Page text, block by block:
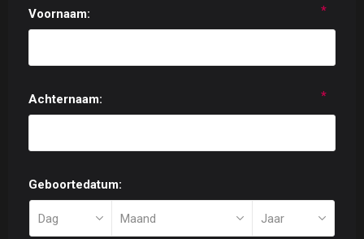
Voornaam: *
Achternaam: *
Geboortedatum: